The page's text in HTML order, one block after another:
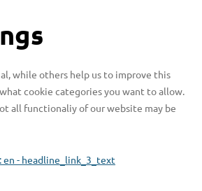
Hinweise
zu
while others help us to improve this
cookie categories you want to allow.
all functionaliy of our website may be
en - headline_link_3_text